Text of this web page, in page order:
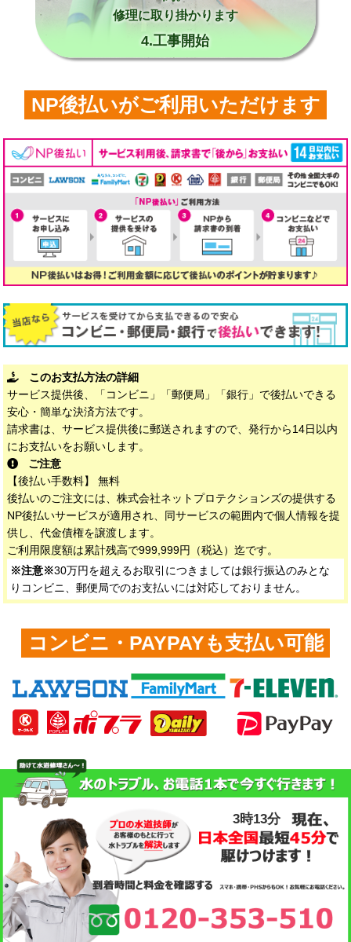
修理に取り掛かります
4.工事開始
NP後払いがご利用いただけます
このお支払方法の詳細
サービス提供後、「コンビニ」「郵便局」「銀行」で後払いできる
安心・簡単な決済方法です。
請求書は、サービス提供後に郵送されますので、発行から14日以内
にお支払いをお願いします。
ご注意
【後払い手数料】 無料
後払いのご注文には、株式会社ネットプロテクションズの提供する
NP後払いサービスが適用され、同サービスの範囲内で個人情報を提
供し、代金債権を譲渡します。
ご利用限度額は累計残高で999,999円（税込）迄です。
※注意※30万円を超えるお取引につきましては銀行振込のみとな
りコンビニ、郵便局でのお支払いには対応しておりません。
コンビニ・PAYPAYも支払い可能
3時13分